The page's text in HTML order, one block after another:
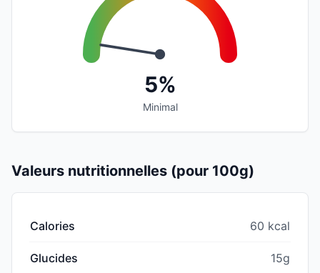
5%
Minimal
Valeurs nutritionnelles (pour 100g)
Calories 60 kcal
Glucides 15g